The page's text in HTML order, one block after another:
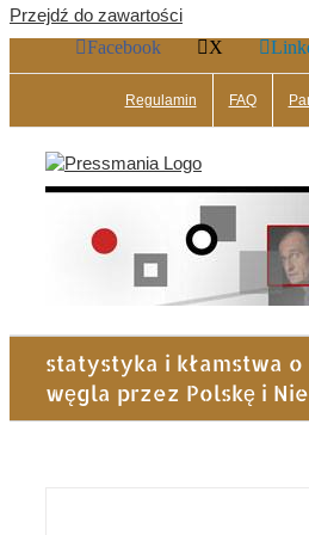
Przejdź do zawartości
Facebook
X
Regulamin FAQ
statystyka i kłamstwa
węgla przez Polskę i